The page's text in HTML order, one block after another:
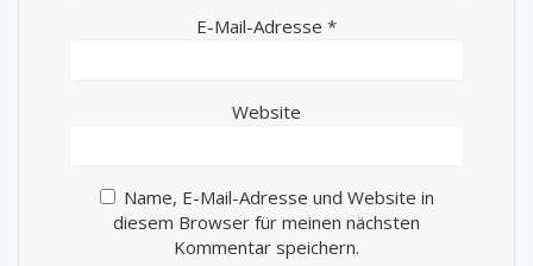
E-Mail-Adresse *
Website
Name, E-Mail-Adresse und Website in
diesem Browser für meinen nächsten
Kommentar speichern.